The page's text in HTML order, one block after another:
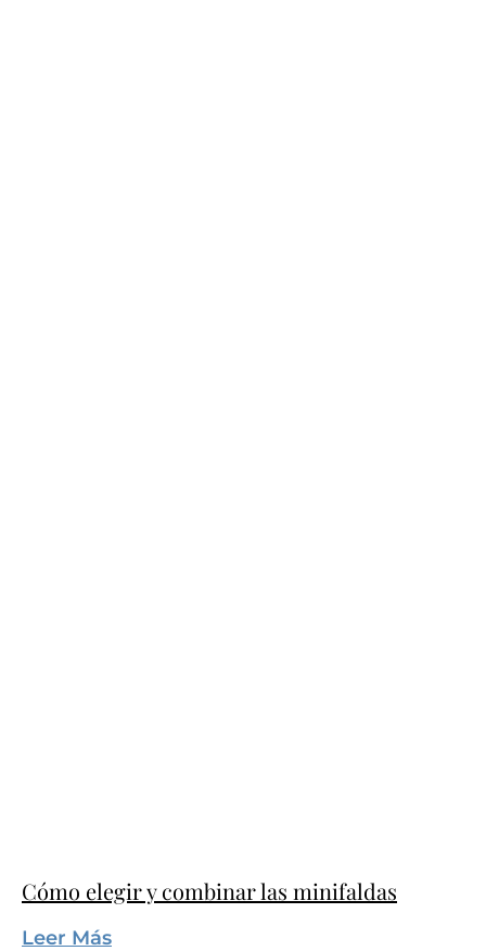
Cómo elegir y combinar las minifaldas
Leer Más